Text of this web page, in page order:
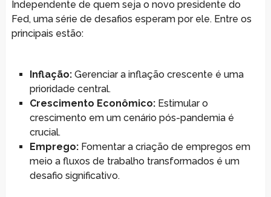
Independente de quem seja o novo presidente do
Fed, uma série de desafios esperam por ele. Entre os
principais estão:
Inflação:Gerenciar a inflação crescente é uma
prioridade central.
Crescimento Econômico:Estimular o
crescimento em um cenário pós-pandemia é
crucial.
Emprego:Fomentar a criação de empregos em
meio a fluxos de trabalho transformados é um
desafio significativo.